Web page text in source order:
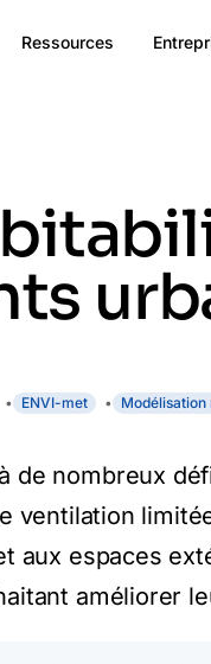
Ressources
ENVI-met
de nombreux
ventilation
aux espaces
améliorer